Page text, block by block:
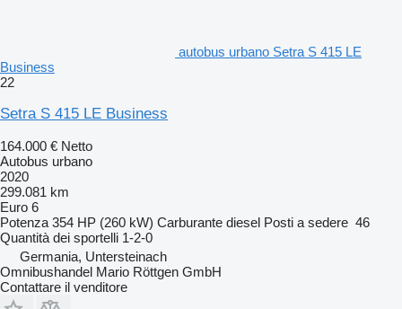
autobus urbano Setra S 415 LE
Business
22
Setra S 415 LE Business
164.000 € Netto
Autobus urbano
2020
299.081 km
Euro 6
Potenza 354 HP (260 kW) Carburante diesel Posti a sedere 46
Quantità dei sportelli 1-2-0
Germania, Untersteinach
Omnibushandel Mario Röttgen GmbH
Contattare il venditore